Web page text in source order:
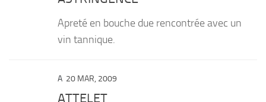
Apreté en bouche due rencontrée avec un
vin tannique.
A 20 MAR, 2009
ATTELET